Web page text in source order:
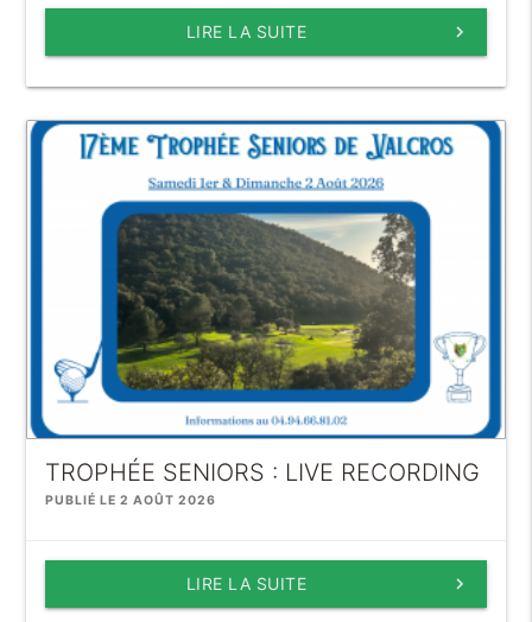
keyboard_arrow_right
LIRE LA SUITE
TROPHÉE SENIORS : LIVE RECORDING
PUBLIÉ LE 2 AOÛT 2026
keyboard_arrow_right
LIRE LA SUITE